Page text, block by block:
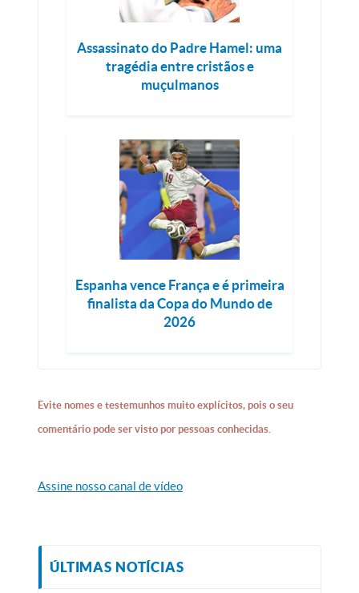
Assassinato do Padre Hamel: uma
tragédia entre cristãos e
muçulmanos
Espanha vence França e é primeira
finalista da Copa do Mundo de
2026
Evite nomes e testemunhos muito explícitos, pois o seu
comentário pode ser visto por pessoas conhecidas.
Assine nosso canal de vídeo
ÚLTIMAS NOTÍCIAS